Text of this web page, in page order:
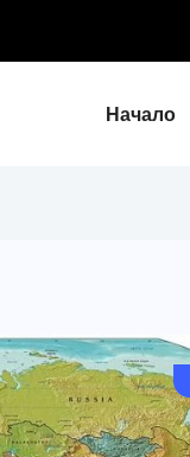
Начало